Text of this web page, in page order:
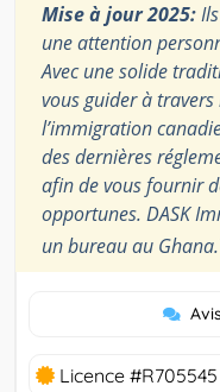
Mise à jour 2025:
une attention
Avec une solide
vous guider à
l’immigration
des dernières
afin de vous fournir
opportunes. DASK
un bureau au Ghana.
Avis
Licence #R705545